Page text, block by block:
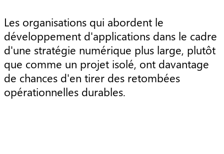
Les organisations qui abordent le
développement d'applications dans le cadre
d'une stratégie numérique plus large, plutôt
que comme un projet isolé, ont davantage
de chances d'en tirer des retombées
opérationnelles durables.